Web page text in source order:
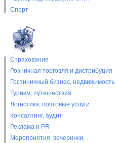
Спорт
Страхование
Розничная торговля и дистрибуция
Гостиничный бизнес, недвижимость
Туризм, путешествия
Логистика, почтовые услуги
Консалтинг, аудит
Реклама и PR
Мероприятия, вечеринки,